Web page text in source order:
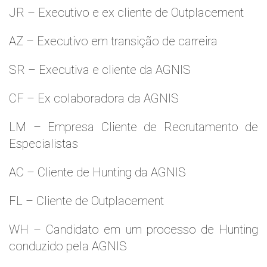
JR – Executivo e ex cliente de Outplacement
AZ – Executivo em transição de carreira
SR – Executiva e cliente da AGNIS
CF – Ex colaboradora da AGNIS
LM – Empresa Cliente de Recrutamento de
Especialistas
AC – Cliente de Hunting da AGNIS
FL – Cliente de Outplacement
WH – Candidato em um processo de Hunting
conduzido pela AGNIS